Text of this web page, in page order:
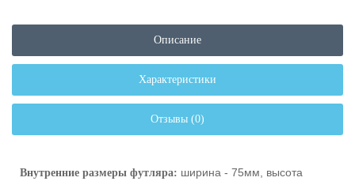
Описание
Характеристики
Отзывы (0)
Внутренние размеры футляра: ширина - 75мм, высота